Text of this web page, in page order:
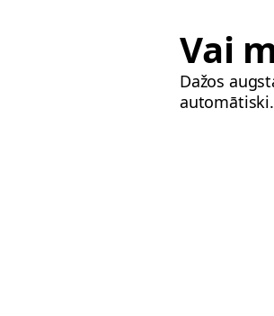
Vai
Dažos